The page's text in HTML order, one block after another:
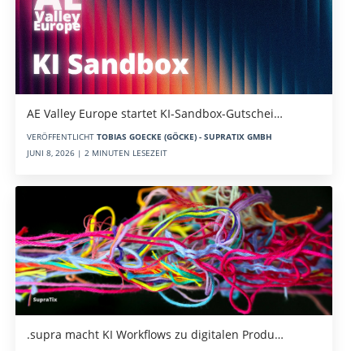
AE Valley Europe startet KI-Sandbox-Gutschei…
VERÖFFENTLICHT TOBIAS GOECKE (GÖCKE) - SUPRATIX GMBH
JUNI 8, 2026 | 2 MINUTEN LESEZEIT
.supra macht KI Workflows zu digitalen Produ…